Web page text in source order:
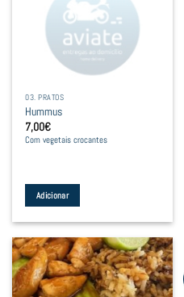
03. PRATOS
Hummus
7,00€
Com vegetais crocantes
Adicionar